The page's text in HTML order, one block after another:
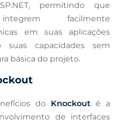
permitindo que
facilmente
em suas aplicações
suas capacidades sem
básica do projeto.
do Knockout é a
de interfaces